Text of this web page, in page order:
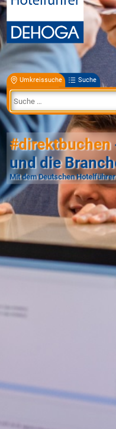
Umkreissuche Suche
#direktbuchen
und die
Mit dem Deutschen